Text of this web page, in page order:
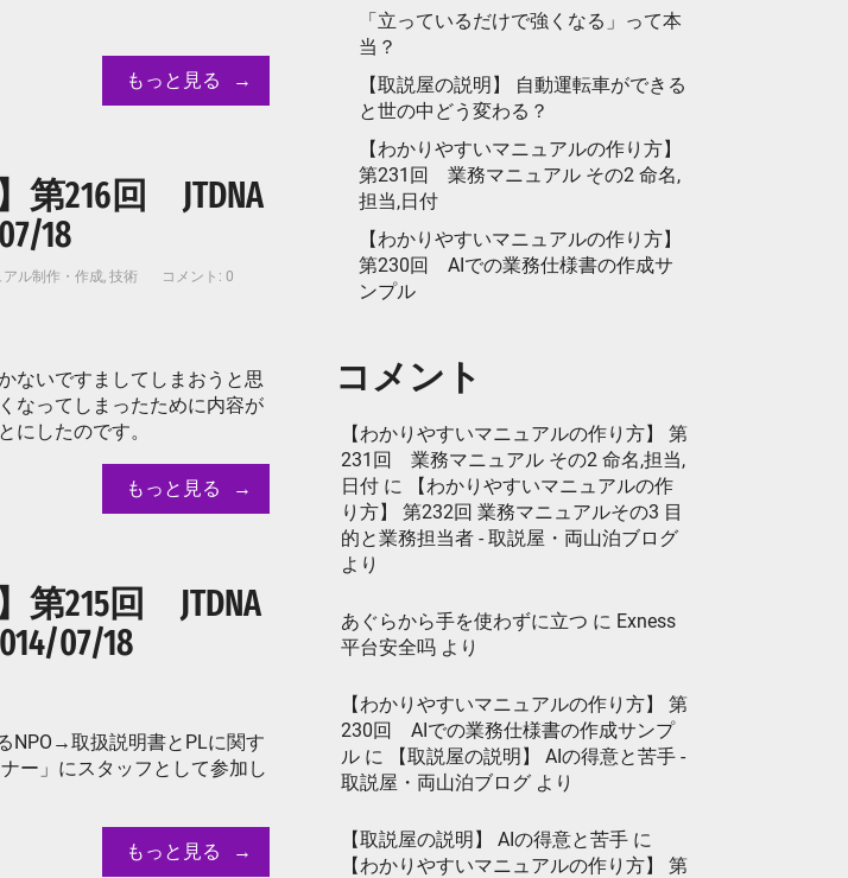
もっと見る
第216回 JTDNA
18
ル制作・作成, 技術 コメント: 0
ないですましてしまおうと思
なってしまったために内容が
にしたのです。
もっと見る
第215回 JTDNA
07/18
NPO→取扱説明書とPLに関す
ー」にスタッフとして参加し
もっと見る
「立っているだけで強くなる」って本
当？
【取説屋の説明】 自動運転車ができる
と世の中どう変わる？
【わかりやすいマニュアルの作り方】
第231回 業務マニュアル その2 命名,
担当,日付
【わかりやすいマニュアルの作り方】
第230回 AIでの業務仕様書の作成サ
ンプル
コメント
【わかりやすいマニュアルの作り方】 第
231回 業務マニュアル その2 命名,担当,
日付 に
【わかりやすいマニュアルの作
り方】 第232回 業務マニュアルその3 目
的と業務担当者 - 取説屋・両山泊ブログ
より
あぐらから手を使わずに立つ に Exness
平台安全吗 より
【わかりやすいマニュアルの作り方】 第
230回 AIでの業務仕様書の作成サンプ
ル に
【取説屋の説明】 AIの得意と苦手 -
取説屋・両山泊ブログ より
【取説屋の説明】 AIの得意と苦手 に
【わかりやすいマニュアルの作り方】 第